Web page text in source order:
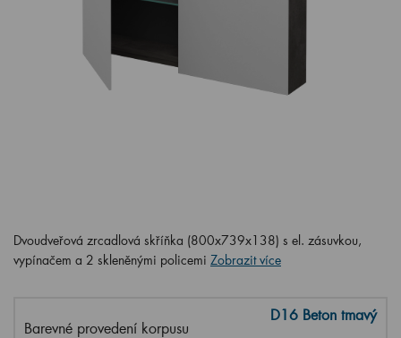
Dvoudveřová zrcadlová skříňka (800x739x138) s el. zásuvkou,
vypínačem a 2 skleněnými policemi Zobrazit více
Barevné provedení korpusu
D16 Beton tmavý